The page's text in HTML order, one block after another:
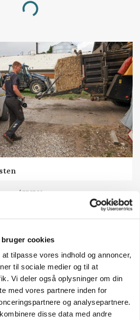
bruger cookies
tilpasse vores indhold og annoncer,
til sociale medier og til at
Vi deler også oplysninger om din
med vores partnere inden for
og analysepartnere.
disse data med andre
Loading...
Annonce